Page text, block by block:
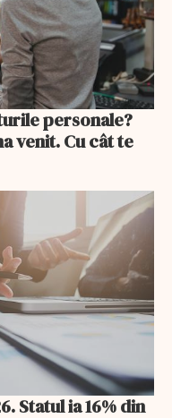
personale?
venit. Cu cât te
Statul ia 16% din